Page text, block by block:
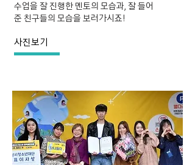
수업을 잘 진행한 멘토의 모습과, 잘 들어
준 친구들의 모습을 보러가시죠!
사진보기